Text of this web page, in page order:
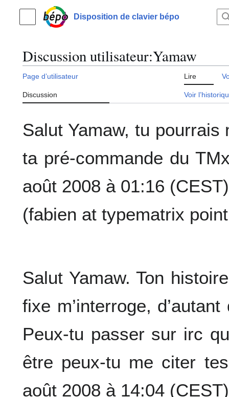
contenu
Menu principalDisposition de clavier bépo
Discussion utilisateur:Yamaw
Page d’utilisateur
Discussion
Lire
Voir
Salut Yamaw, tu pourrais
ta pré-commande du
août 2008 à 01:16 (CEST)
(fabien at typematrix
Salut Yamaw. Ton
fixe m’interroge,
Peux-tu passer sur irc
être peux-tu me citer
août 2008 à 14:04 (CEST)